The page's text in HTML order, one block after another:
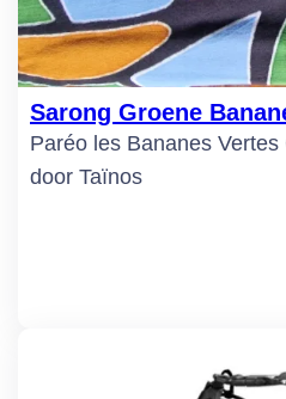
Sarong Groene
Paréo les Bananes
door Taïnos